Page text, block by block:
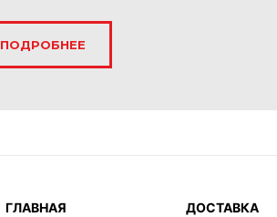
ПОДРОБНЕЕ
ГЛАВНАЯ ДОСТАВКА